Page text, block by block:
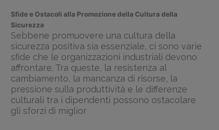
Sfide e Ostacoli alla Promozione della Cultura della
Sicurezza
Sebbene promuovere una cultura della
sicurezza positiva sia essenziale, ci sono varie
sfide che le organizzazioni industriali devono
affrontare. Tra queste, la resistenza al
cambiamento, la mancanza di risorse, la
pressione sulla produttività e le differenze
culturali tra i dipendenti possono ostacolare
gli sforzi di miglior